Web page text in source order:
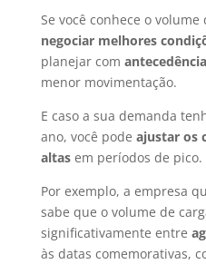
Se você conhece o
negociar melhores
planejar com antecedência
menor movimentação.
E caso a sua demanda
ano, você pode ajustar os
altas em períodos de pico.
Por exemplo, a empresa
sabe que o volume de
significativamente entre
às datas comemorativas,